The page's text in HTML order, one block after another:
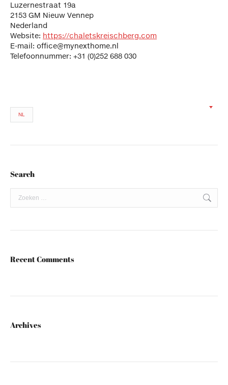
Luzernestraat 19a
2153 GM Nieuw Vennep
Nederland
Website: https://chaletskreischberg.com
E-mail: office@mynexthome.nl
Telefoonnummer: +31 (0)252 688 030
NL
Search
Recent Comments
Archives